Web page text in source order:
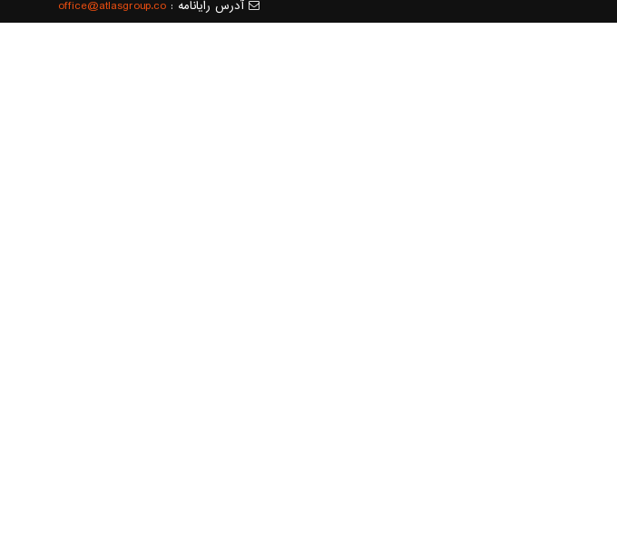
آدرس رايانامه :office@atlasgroup.co